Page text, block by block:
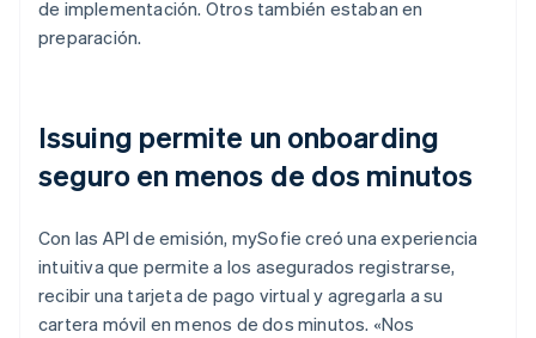
de implementación. Otros también estaban en
preparación.
Issuing permite un onboarding
seguro en menos de dos minutos
Con las API de emisión, mySofie creó una experiencia
intuitiva que permite a los asegurados registrarse,
recibir una tarjeta de pago virtual y agregarla a su
cartera móvil en menos de dos minutos. «Nos